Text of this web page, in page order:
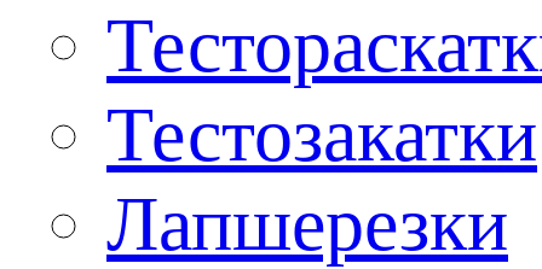
Тестозакатки
Лапшерезки